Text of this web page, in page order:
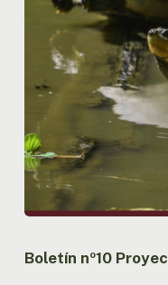
Boletín nº10